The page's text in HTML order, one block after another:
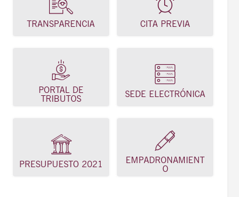
TRANSPARENCIA CITA PREVIA
PORTAL DE
TRIBUTOS
SEDE ELECTRÓNICA
PRESUPUESTO 2021
EMPADRONAMIENT
O